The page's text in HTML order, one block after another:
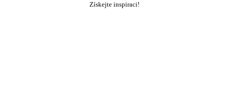
Získejte inspiraci!